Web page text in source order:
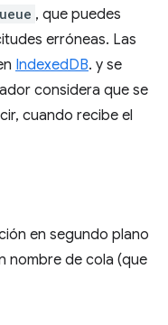
, que puedes
erróneas. Las
IndexedDB. y se
considera que se
cuando recibe el
en segundo plano
nombre de cola (que